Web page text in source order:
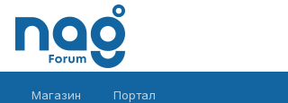
Магазин Портал